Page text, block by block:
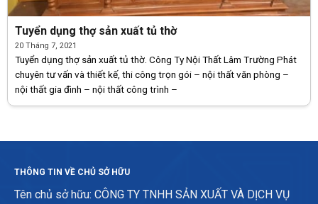
Tuyển dụng thợ sản xuất tủ thờ
20 Tháng 7, 2021
Tuyển dụng thợ sản xuất tủ thờ. Công Ty Nội Thất Lâm Trường Phát
chuyên tư vấn và thiết kế, thi công trọn gói – nội thất văn phòng –
nội thất gia đình – nội thất công trình –
THÔNG TIN VỀ CHỦ SỞ HỮU
Tên chủ sở hữu: CÔNG TY TNHH SẢN XUẤT VÀ DỊCH VỤ